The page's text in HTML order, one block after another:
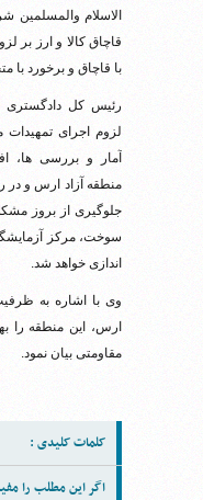
الاسلام والمسلمین
قاچاق کالا و ارز بر
با قاچاق و برخورد با
رئیس کل دادگستری
لزوم اجرای تمهیدات
آمار و بررسی ها،
منطقه آزاد ارس و در
جلوگیری از بروز
سوخت، مرکز
اندازی خواهد شد.
وی با اشاره به
ارس، این منطقه را
مقاومتی بیان نمود.
کلمات کلیدی :
اگر این مطلب را